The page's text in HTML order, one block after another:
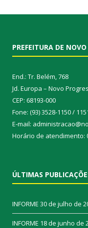
PREFEITURA DE NOVO
End.: Tr. Belém, 768
Jd. Europa – Novo
CEP: 68193-000
Fone: (93) 3528-1150 /
E-mail:
Horário de atendimento:
ÚLTIMAS
INFORME 30 de julho de
INFORME 18 de junho de